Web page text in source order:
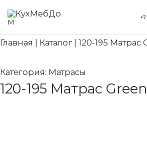
Перейти
содержимому
Главная Каталог 120-195 Матрас
Категория: Матрасы
120-195 Матрас
Search...